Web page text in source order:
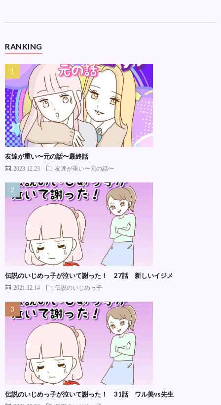
RANKING
友達が重い〜元の話〜最終話
2023.12.23 友達が重い〜元の話〜
伝説のいじめっ子が泣いて謝った！ 27話 新しいイジメ
2021.12.14 伝説のいじめっ子
伝説のいじめっ子が泣いて謝った！ 31話 ワル美vs先生